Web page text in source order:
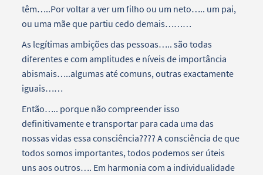
têm…..Por voltar a ver um filho ou um neto….. um pai,
ou uma mãe que partiu cedo demais………
As legítimas ambições das pessoas….. são todas
diferentes e com amplitudes e níveis de importância
abismais…..algumas até comuns, outras exactamente
iguais……
Então….. porque não compreender isso
definitivamente e transportar para cada uma das
nossas vidas essa consciência???? A consciência de que
todos somos importantes, todos podemos ser úteis
uns aos outros…. Em harmonia com a individualidade